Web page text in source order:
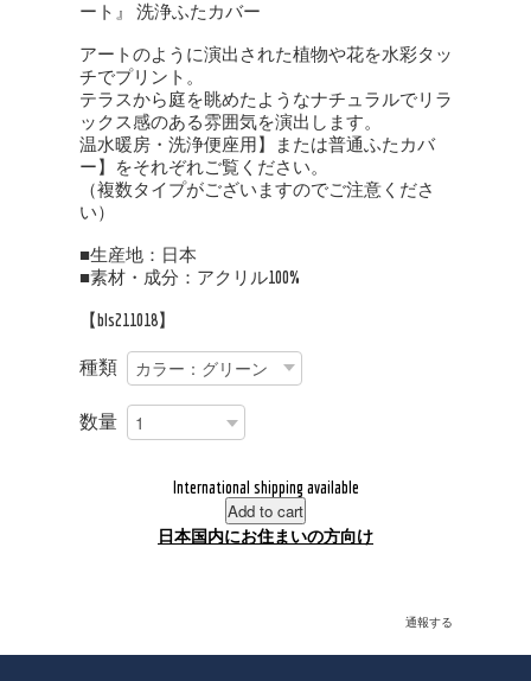
ート』 洗浄ふたカバー
アートのように演出された植物や花を水彩タッ
チでプリント。
テラスから庭を眺めたようなナチュラルでリラ
ックス感のある雰囲気を演出します。
温水暖房・洗浄便座用】または普通ふたカバ
ー】をそれぞれご覧ください。
（複数タイプがございますのでご注意くださ
い）
■生産地：日本
■素材・成分：アクリル100%
【bls211018】
種類
数量
International shipping available
Add to cart
日本国内にお住まいの方向け
通報する